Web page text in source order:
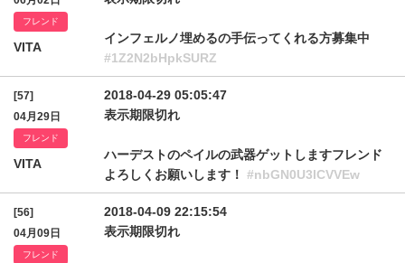
フレンド
VITA
インフェルノ埋めるの手伝ってくれる方募集中
#1Z2N2bHpkSURZ
[57]
04月29日
フレンド
VITA
2018-04-29 05:05:47
表示期限切れ
ハーデストのペイルの武器ゲットしますフレンド
よろしくお願いします！ #nbGN0U3lCVVEw
[56]
04月09日
フレンド
2018-04-09 22:15:54
表示期限切れ